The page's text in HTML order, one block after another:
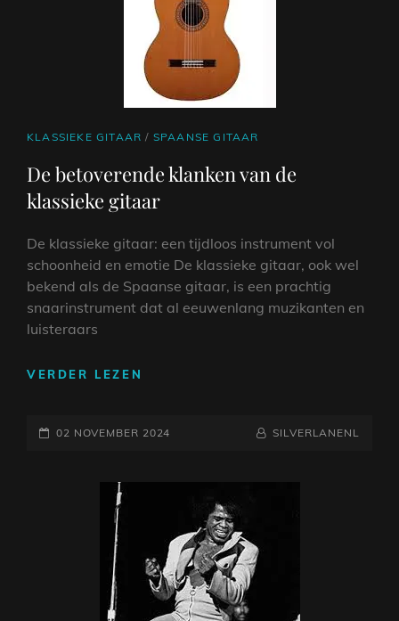
CAT
KLASSIEKE GITAAR / SPAANSE GITAAR
De betoverende klanken van de
klassieke gitaar
De klassieke gitaar: een tijdloos instrument vol
schoonheid en emotie De klassieke gitaar, ook wel
bekend als de Spaanse gitaar, is een prachtig
snaarinstrument dat al eeuwenlang muzikanten en
luisteraars
VERDER LEZEN
VAN
GEPLAATST
02 NOVEMBER 2024 NAAMREGEL
BYLINE
SILVERLANENL